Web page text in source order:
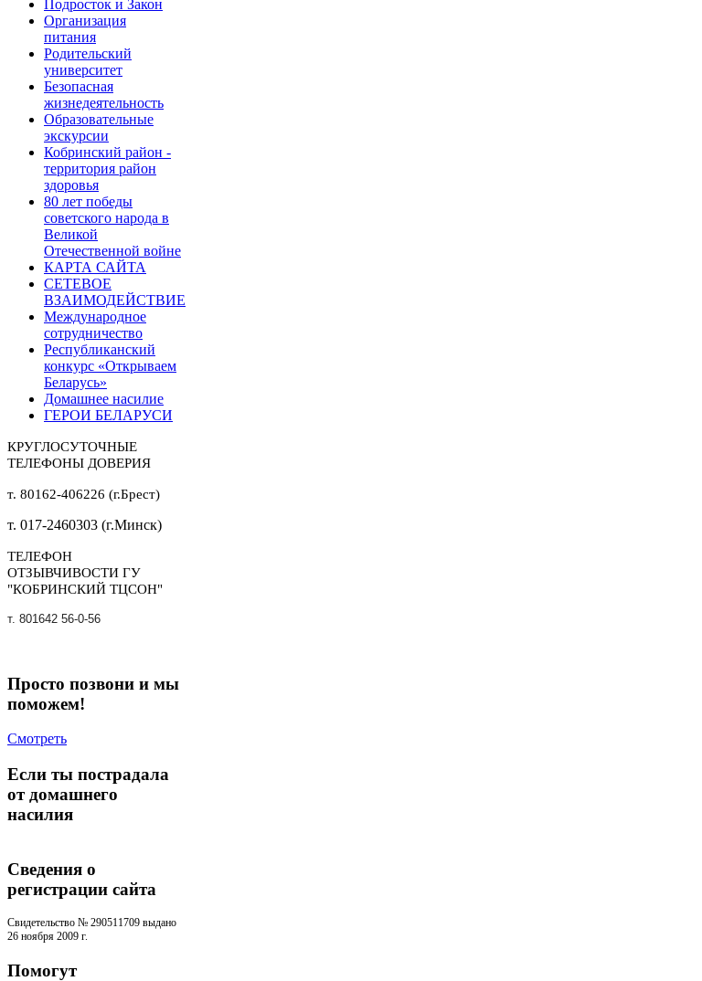
Подросток и Закон
Организация
питания
Родительский
университет
Безопасная
жизнедеятельность
Образовательные
экскурсии
Кобринский район -
территория район
здоровья
80 лет победы
советского народа в
Великой
Отечественной войне
КАРТА САЙТА
СЕТЕВОЕ
ВЗАИМОДЕЙСТВИЕ
Международное
сотрудничество
Республиканский
конкурс «Открываем
Беларусь»
Домашнее насилие
ГЕРОИ БЕЛАРУСИ
КРУГЛОСУТОЧНЫЕ
ТЕЛЕФОНЫ ДОВЕРИЯ
т. 80162-406226 (г.Брест)
т. 017-2460303 (г.Минск)
ТЕЛЕФОН
ОТЗЫВЧИВОСТИ ГУ
"КОБРИНСКИЙ ТЦСОН"
т. 801642 56-0-56
Просто позвони и мы
поможем!
Смотреть
Если ты пострадала
от домашнего
насилия
Сведения о
регистрации cайта
Свидетельство № 290511709 выдано
26 ноября 2009 г.
Помогут